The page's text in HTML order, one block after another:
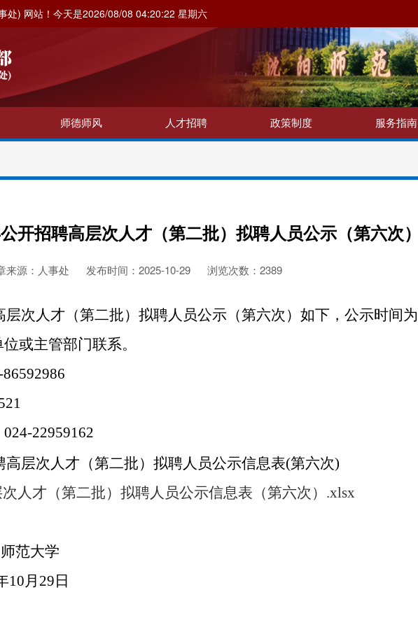
处) 网站！ 今天是2026/08/08 04:20:23 星期六
师德师风 人才招聘 政策制度 服务指南
开招聘高层次人才（第二批）拟聘人员公示（第六次）
来源：人事处 发布时间：2025-10-29 浏览次数： 2389
层次人才 （第二批） 拟聘人员公示（第六次）如下，公示时间为
或主管部门联系。
024-22959162
高层次人才 （第二批）拟聘人员公示信息表(第六次)
人才（第二批）拟聘人员公示信息表（第六次）.xlsx
范大学
10月 29 日